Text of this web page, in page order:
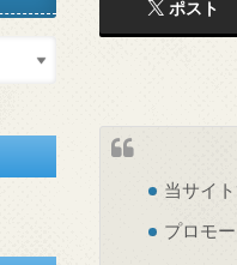
ポスト
当サイ
プロモ